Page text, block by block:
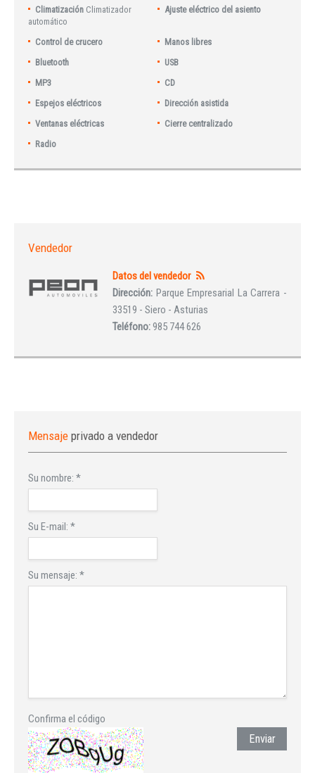
Climatización Climatizador
automático
Ajuste eléctrico del asiento
Control de crucero
Manos libres
Bluetooth
USB
MP3
CD
Espejos eléctricos
Dirección asistida
Ventanas eléctricas
Cierre centralizado
Radio
Vendedor
Datos del vendedor
Dirección: Parque Empresarial La Carrera -
33519 - Siero - Asturias
Teléfono:985 744 626
Mensaje privado a vendedor
Su nombre: *
Su E-mail: *
Su mensaje: *
Confirma el código
Enviar